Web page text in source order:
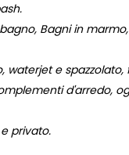
Bagni in
waterjet e
d'arredo,
privato.